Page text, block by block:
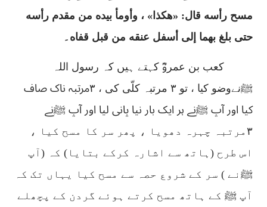
مسح رأسه قال: «هكذا» ، وأومأ بيده من مقدم رأسه
حتى بلغ بهما إلى أسفل عنقه من قبل قفاه۔
کعب بن عمروؓ کہتے ہیں کہ رسول اللہ
ﷺنےوضو کیا ، تو ۳ مرتبہ کلّی کی ، ۳مرتبہ ناک صاف
کیا اور آپ ﷺنے ہر ایک بار نیا پانی لیا اور آپ ﷺنے
۳مرتبہ چہرہ دھویا ، پھر سر کا مسح کیا ،
اس طرح (ہاتھ سے اشارہ کرکے بتایا) کہ (آپ
ﷺنے ) سر کے شروع حصہ سے مسح کیا یہاں تک کہ
آپ ﷺ کے ہاتھ مسح کرتے ہوئے گردن کے پچھلے